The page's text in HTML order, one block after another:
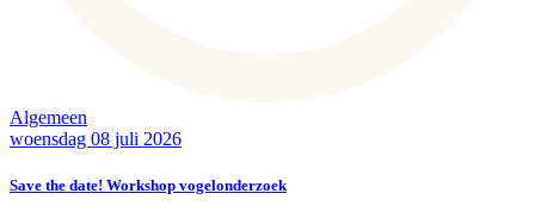
Algemeen
woensdag 08 juli 2026
Save the date! Workshop vogelonderzoek